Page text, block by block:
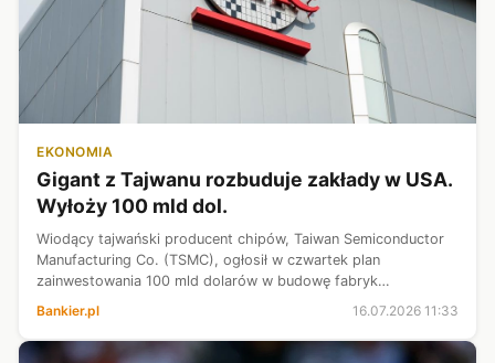
EKONOMIA
Gigant z Tajwanu rozbuduje zakłady w USA.
Wyłoży 100 mld dol.
Wiodący tajwański producent chipów, Taiwan Semiconductor
Manufacturing Co. (TSMC), ogłosił w czwartek plan
zainwestowania 100 mld dolarów w budowę fabryk
półprzewodników w amerykańskim stanie Arizona. Inwestycja
ma na celu zaspokojenie silnego popytu...
Bankier.pl 16.07.2026 11:33